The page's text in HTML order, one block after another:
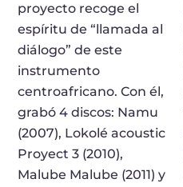
proyecto recoge el
espíritu de “llamada al
diálogo” de este
instrumento
centroafricano. Con él,
grabó 4 discos: Namu
(2007), Lokolé acoustic
Proyect 3 (2010),
Malube Malube (2011) y